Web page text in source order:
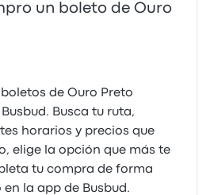
un boleto de Ouro
de Ouro Preto
Busca tu ruta,
horarios y precios que
elige la opción que más te
tu compra de forma
en la app de Busbud.